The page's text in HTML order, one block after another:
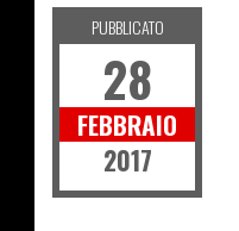
PUBBLICATO
28
FEBBRAIO
2017